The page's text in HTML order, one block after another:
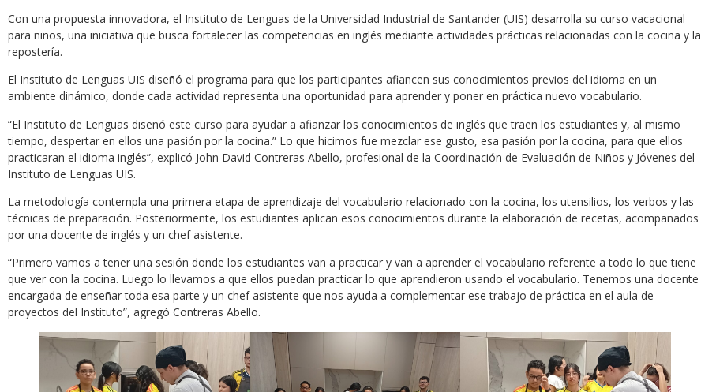
Con una propuesta innovadora, el Instituto de Lenguas de la Universidad Industrial de Santander (UIS) desarrolla su curso vacacional
para niños, una iniciativa que busca fortalecer las competencias en inglés mediante actividades prácticas relacionadas con la cocina y la
repostería.
El Instituto de Lenguas UIS diseñó el programa para que los participantes afiancen sus conocimientos previos del idioma en un
ambiente dinámico, donde cada actividad representa una oportunidad para aprender y poner en práctica nuevo vocabulario.
“El Instituto de Lenguas diseñó este curso para ayudar a afianzar los conocimientos de inglés que traen los estudiantes y, al mismo
tiempo, despertar en ellos una pasión por la cocina.” Lo que hicimos fue mezclar ese gusto, esa pasión por la cocina, para que ellos
practicaran el idioma inglés”, explicó John David Contreras Abello, profesional de la Coordinación de Evaluación de Niños y Jóvenes del
Instituto de Lenguas UIS.
La metodología contempla una primera etapa de aprendizaje del vocabulario relacionado con la cocina, los utensilios, los verbos y las
técnicas de preparación. Posteriormente, los estudiantes aplican esos conocimientos durante la elaboración de recetas, acompañados
por una docente de inglés y un chef asistente.
“Primero vamos a tener una sesión donde los estudiantes van a practicar y van a aprender el vocabulario referente a todo lo que tiene
que ver con la cocina. Luego lo llevamos a que ellos puedan practicar lo que aprendieron usando el vocabulario. Tenemos una docente
encargada de enseñar toda esa parte y un chef asistente que nos ayuda a complementar ese trabajo de práctica en el aula de
proyectos del Instituto”, agregó Contreras Abello.